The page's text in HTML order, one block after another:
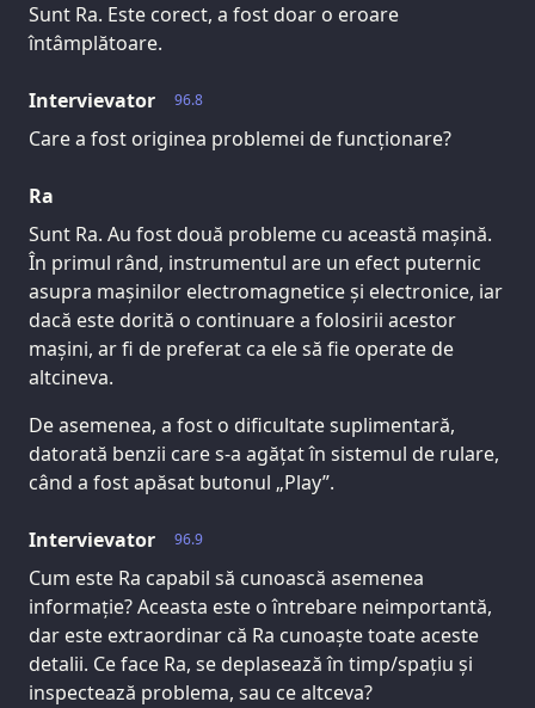
Sunt Ra. Este corect, a fost doar o eroare
întâmplătoare.
96.8
Intervievator
Care a fost originea problemei de funcționare?
Ra
Sunt Ra. Au fost două probleme cu această mașină.
În primul rând, instrumentul are un efect puternic
asupra mașinilor electromagnetice și electronice, iar
dacă este dorită o continuare a folosirii acestor
mașini, ar fi de preferat ca ele să fie operate de
altcineva.
De asemenea, a fost o dificultate suplimentară,
datorată benzii care s-a agățat în sistemul de rulare,
când a fost apăsat butonul „Play”.
96.9
Intervievator
Cum este Ra capabil să cunoască asemenea
informație? Aceasta este o întrebare neimportantă,
dar este extraordinar că Ra cunoaște toate aceste
detalii. Ce face Ra, se deplasează în timp/spațiu și
inspectează problema, sau ce altceva?